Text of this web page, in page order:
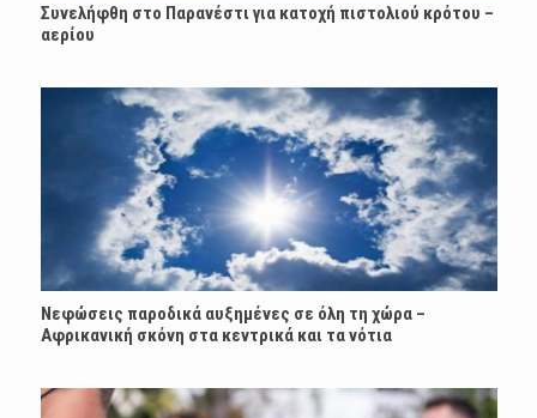
Συνελήφθη στο Παρανέστι για κατοχή πιστολιού κρότου –
αερίου
Νεφώσεις παροδικά αυξημένες σε όλη τη χώρα –
Αφρικανική σκόνη στα κεντρικά και τα νότια